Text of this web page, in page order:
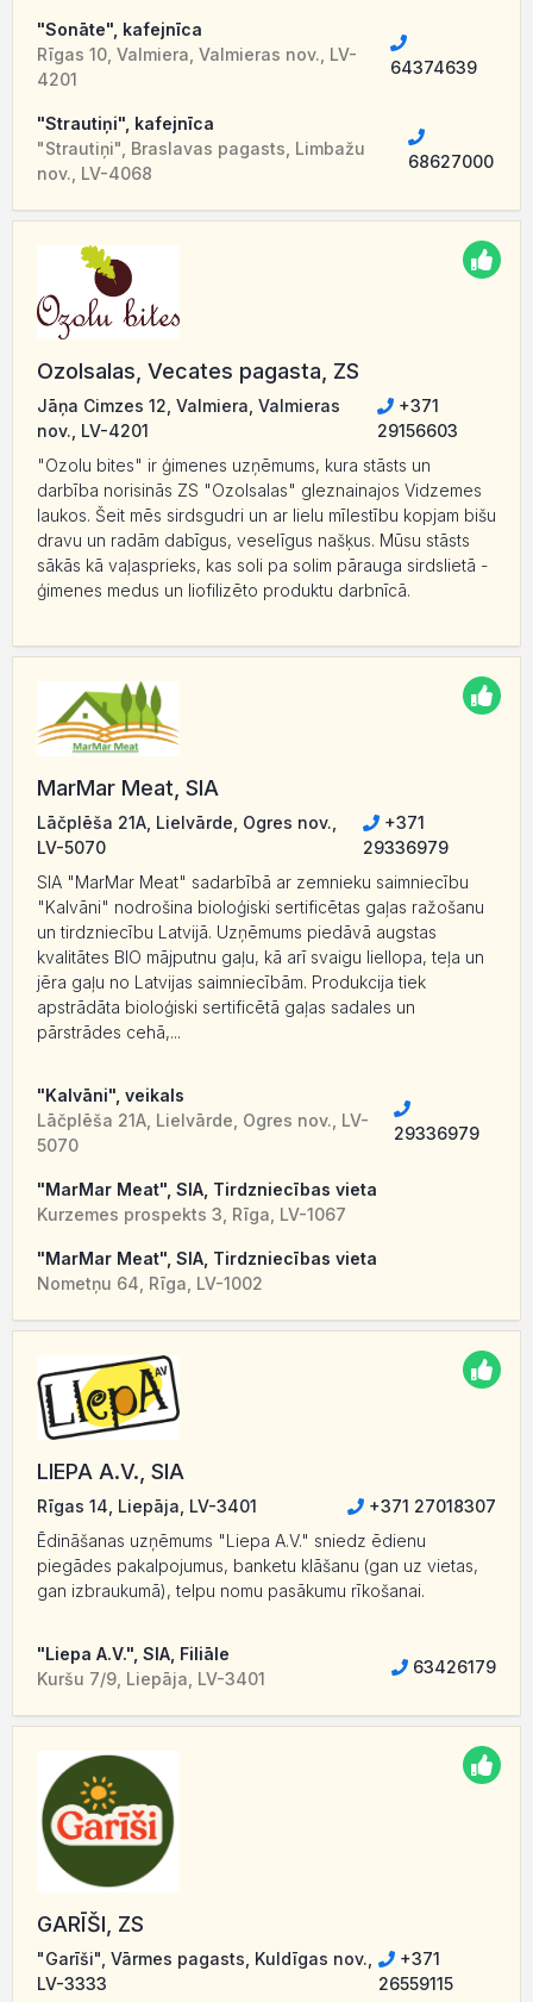
"Sonāte", kafejnīca
Rīgas 10, Valmiera, Valmieras nov., LV-
4201
64374639
"Strautiņi", kafejnīca
"Strautiņi", Braslavas pagasts, Limbažu
nov., LV-4068
68627000
Ozolsalas, Vecates pagasta, ZS
Jāņa Cimzes 12, Valmiera, Valmieras
nov., LV-4201
+371
29156603
"Ozolu bites" ir ģimenes uzņēmums, kura stāsts un
darbība norisinās ZS "Ozolsalas" gleznainajos Vidzemes
laukos. Šeit mēs sirdsgudri un ar lielu mīlestību kopjam bišu
dravu un radām dabīgus, veselīgus našķus. Mūsu stāsts
sākās kā vaļasprieks, kas soli pa solim pārauga sirdslietā -
ģimenes medus un liofilizēto produktu darbnīcā.
MarMar Meat, SIA
Lāčplēša 21A, Lielvārde, Ogres nov.,
LV-5070
+371
29336979
SIA "MarMar Meat" sadarbībā ar zemnieku saimniecību
"Kalvāni" nodrošina bioloģiski sertificētas gaļas ražošanu
un tirdzniecību Latvijā. Uzņēmums piedāvā augstas
kvalitātes BIO mājputnu gaļu, kā arī svaigu liellopa, teļa un
jēra gaļu no Latvijas saimniecībām. Produkcija tiek
apstrādāta bioloģiski sertificētā gaļas sadales un
pārstrādes cehā,...
"Kalvāni", veikals
Lāčplēša 21A, Lielvārde, Ogres nov., LV-
5070
29336979
"MarMar Meat", SIA, Tirdzniecības vieta
Kurzemes prospekts 3, Rīga, LV-1067
"MarMar Meat", SIA, Tirdzniecības vieta
Nometņu 64, Rīga, LV-1002
LIEPA A.V., SIA
Rīgas 14, Liepāja, LV-3401
+371 27018307
Ēdināšanas uzņēmums "Liepa A.V." sniedz ēdienu
piegādes pakalpojumus, banketu klāšanu (gan uz vietas,
gan izbraukumā), telpu nomu pasākumu rīkošanai.
"Liepa A.V.", SIA, Filiāle
Kuršu 7/9, Liepāja, LV-3401
63426179
GARĪŠI, ZS
"Garīši", Vārmes pagasts, Kuldīgas nov.,
LV-3333
+371
26559115